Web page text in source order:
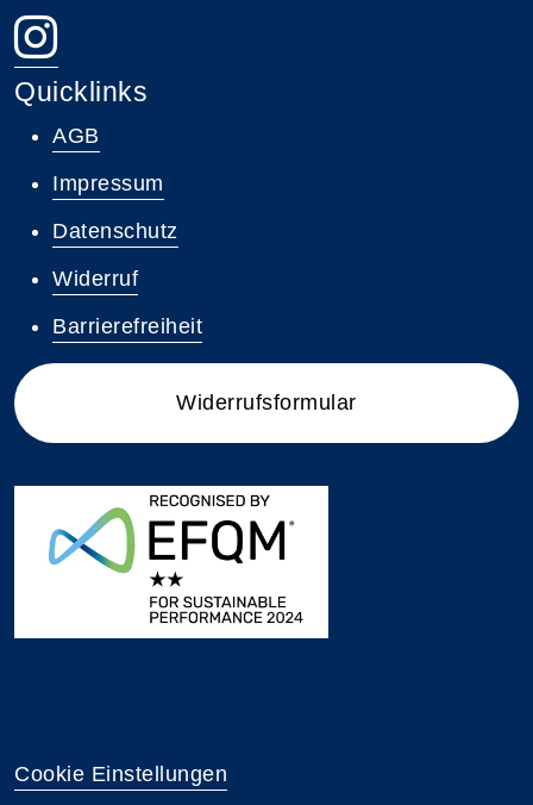
Quicklinks
AGB
Impressum
Datenschutz
Widerruf
Barrierefreiheit
Widerrufsformular
Cookie Einstellungen